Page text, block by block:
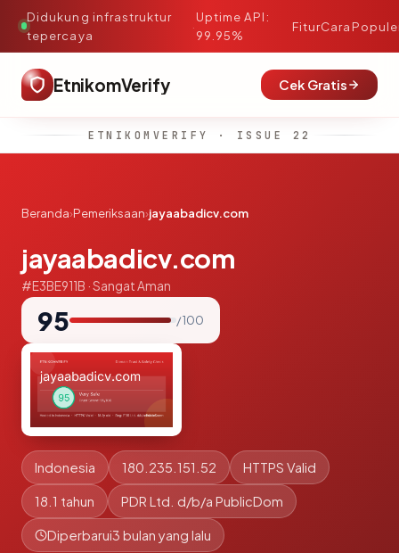
Didukung infrastruktur
tepercaya
·
Uptime API:
99.95%
FiturCara
EtnikomVerify Cek Gratis
ETNIKOMVERIFY · ISSUE 22
Beranda›Pemeriksaan›jayaabadicv.com
jayaabadicv.com
#E3BE911B · Sangat Aman
95 / 100
Indonesia 180.235.151.52 HTTPS Valid
18.1 tahun PDR Ltd. d/b/a PublicDom
Diperbarui3 bulan yang lalu